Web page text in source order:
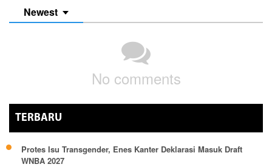
Newest
No comments
TERBARU
Protes Isu Transgender, Enes Kanter Deklarasi Masuk Draft
WNBA 2027